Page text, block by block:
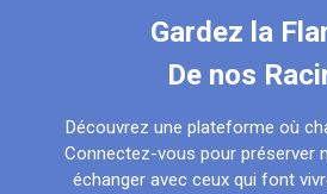
Gardez la
De nos
Découvrez une plateforme où
Connectez-vous pour préserver
échanger avec ceux qui font